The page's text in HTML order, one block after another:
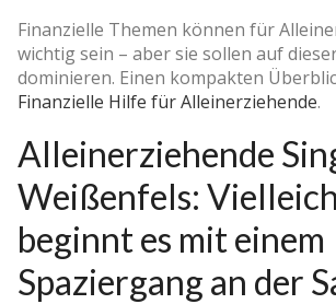
Finanzielle Themen können für
wichtig sein – aber sie sollen auf
dominieren. Einen kompakten
Finanzielle Hilfe für Alleinerziehende.
Alleinerziehende
Weißenfels:
beginnt es mit einem
Spaziergang an der